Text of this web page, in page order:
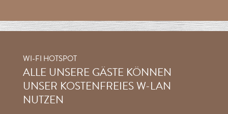
WI-FI HOTSPOT
ALLE UNSERE GÄSTE KÖNNEN
UNSER KOSTENFREIES W-LAN
NUTZEN